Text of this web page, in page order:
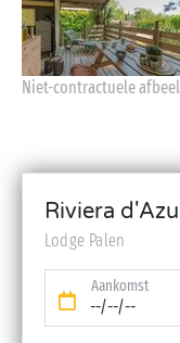
Niet-contractuele
Riviera
Lodge Palen
Aankomst
--/--/--